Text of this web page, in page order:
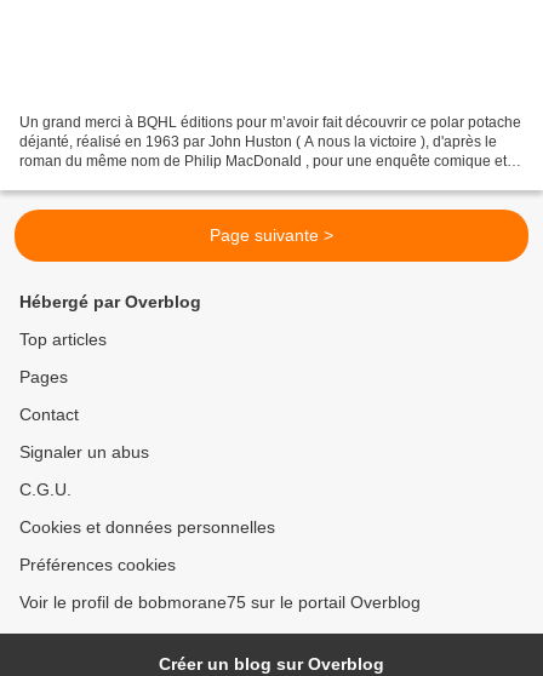
Un grand merci à BQHL éditions pour m’avoir fait découvrir ce polar potache
déjanté, réalisé en 1963 par John Huston ( A nous la victoire ), d'après le
roman du même nom de Philip MacDonald , pour une enquête comique et
Page suivante >
Hébergé par Overblog
Top articles
Pages
Contact
Signaler un abus
C.G.U.
Cookies et données personnelles
Préférences cookies
Voir le profil de bobmorane75 sur le portail Overblog
Créer un blog sur Overblog